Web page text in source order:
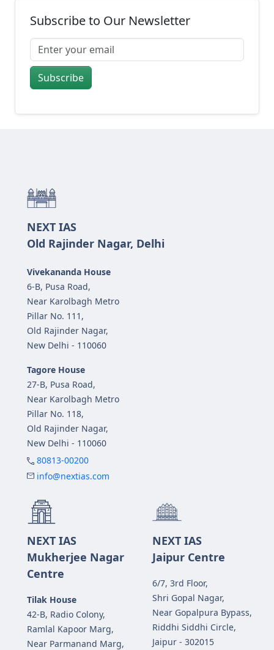
Subscribe to Our Newsletter
Subscribe
NEXT IAS
Old Rajinder Nagar, Delhi
Vivekananda House
6-B, Pusa Road,
Near Karolbagh Metro
Pillar No. 111,
Old Rajinder Nagar,
New Delhi - 110060
Tagore House
27-B, Pusa Road,
Near Karolbagh Metro
Pillar No. 118,
Old Rajinder Nagar,
New Delhi - 110060
80813-00200
info@nextias.com
NEXT IAS
Mukherjee Nagar
Centre
Tilak House
42-B, Radio Colony,
Ramlal Kapoor Marg,
Near Parmanand Marg,
NEXT IAS
Jaipur Centre
6/7, 3rd Floor,
Shri Gopal Nagar,
Near Gopalpura Bypass,
Riddhi Siddhi Circle,
Jaipur - 302015